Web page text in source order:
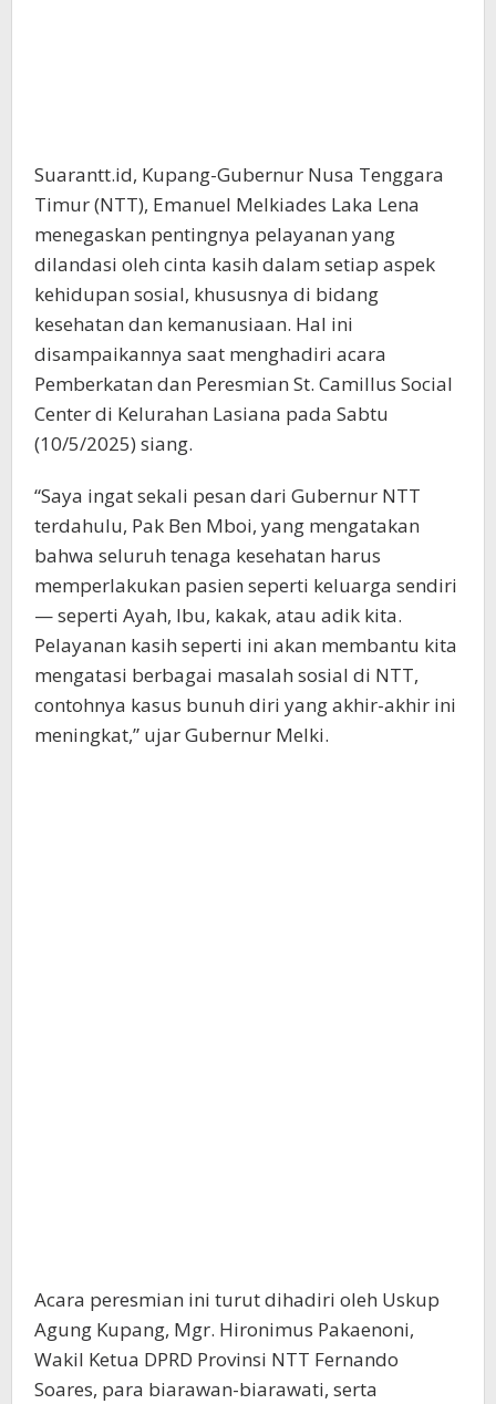
Suarantt.id, Kupang-Gubernur Nusa Tenggara
Timur (NTT), Emanuel Melkiades Laka Lena
menegaskan pentingnya pelayanan yang
dilandasi oleh cinta kasih dalam setiap aspek
kehidupan sosial, khususnya di bidang
kesehatan dan kemanusiaan. Hal ini
disampaikannya saat menghadiri acara
Pemberkatan dan Peresmian St. Camillus Social
Center di Kelurahan Lasiana pada Sabtu
(10/5/2025) siang.
“Saya ingat sekali pesan dari Gubernur NTT
terdahulu, Pak Ben Mboi, yang mengatakan
bahwa seluruh tenaga kesehatan harus
memperlakukan pasien seperti keluarga sendiri
— seperti Ayah, Ibu, kakak, atau adik kita.
Pelayanan kasih seperti ini akan membantu kita
mengatasi berbagai masalah sosial di NTT,
contohnya kasus bunuh diri yang akhir-akhir ini
meningkat,” ujar Gubernur Melki.
Acara peresmian ini turut dihadiri oleh Uskup
Agung Kupang, Mgr. Hironimus Pakaenoni,
Wakil Ketua DPRD Provinsi NTT Fernando
Soares, para biarawan-biarawati, serta